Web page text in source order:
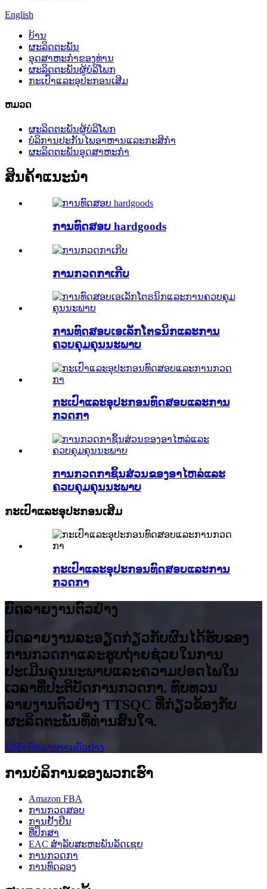
English
ບ້ານ
ຜະລິດຕະພັນ
ອຸດສາຫະກໍາຂອງທ່ານ
ຜະລິດຕະພັນຜູ້ບໍລິໂພກ
ກະເປົາແລະອຸປະກອນເສີມ
ຫມວດ
ຜະລິດຕະພັນຜູ້ບໍລິໂພກ
ບໍລິການປະກັນໄພອາຫານແລະກະສິກໍາ
ຜະລິດຕະພັນອຸດສາຫະກໍາ
ສິນຄ້າແນະນໍາ
ການທົດສອບ hardgoods
ການກວດກາເກີບ
ການທົດສອບເອເລັກໂຕຣນິກແລະການ
ຄວບຄຸມຄຸນນະພາບ
ກະເປົາແລະອຸປະກອນທົດສອບແລະການ
ກວດກາ
ການກວດກາຊິ້ນສ່ວນຂອງອາໄຫລ່ແລະ
ຄວບຄຸມຄຸນນະພາບ
ກະເປົາແລະອຸປະກອນເສີມ
ກະເປົາແລະອຸປະກອນທົດສອບແລະການ
ກວດກາ
ບົດລາຍງານຕົວຢ່າງ
ບົດລາຍງານລະອຽດກ່ຽວກັບຜົນໄດ້ຮັບຂອງ
ການກວດກາແລະຮູບຖ່າຍຊ່ວຍໃນການ
ປະເມີນຄຸນນະພາບແລະຄວາມປອດໄພໃນ
ເວລາທີ່ປະຕິບັດການກວດກາ. ທົບທວນ
ລາຍງານຕົວຢ່າງ TTSQC ທີ່ກ່ຽວຂ້ອງກັບ
ຜະລິດຕະພັນທີ່ທ່ານສົນໃຈ.
ໄດ້ຮັບບົດລາຍງານຕົວຢ່າງ
ການບໍລິການຂອງພວກເຮົາ
Amazon FBA
ການກວດສອບ
ການຢັ້ງຢືນ
ທີ່ປຶກສາ
EAC ສໍາລັບສະຫະພັນລັດເຊຍ
ການກວດກາ
ການທົດລອງ